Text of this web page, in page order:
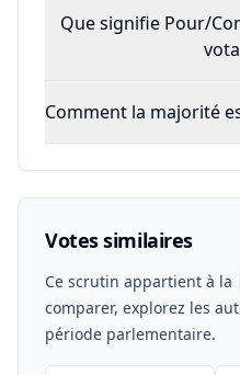
Que signifie Pour/
Comment la majorité
Votes similaires
Ce scrutin appartient à la
comparer, explorez les
période parlementaire.